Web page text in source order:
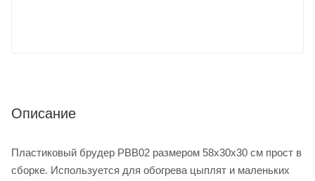
Описание
Пластиковый брудер PBB02 размером 58х30х30 см прост в
сборке. Используется для обогрева цыплят и маленьких